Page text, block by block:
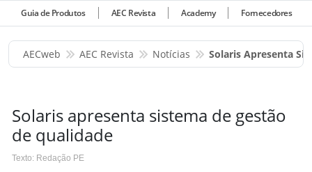
Guia de Produtos AEC Revista Academy Fornecedores
AECweb AEC Revista Notícias Solaris Apresenta
Solaris apresenta sistema de gestão
de qualidade
Texto: Redação PE